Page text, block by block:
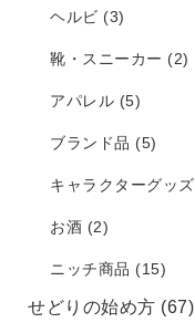
ヘルビ (3)
靴・スニーカー (2)
アパレル (5)
ブランド品 (5)
キャラクターグッズ
お酒 (2)
ニッチ商品 (15)
せどりの始め方 (67)